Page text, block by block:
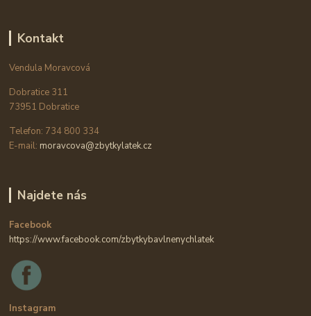
Kontakt
Vendula Moravcová
Dobratice 311
73951 Dobratice
Telefon: 734 800 334
E-mail: moravcova@zbytkylatek.cz
Najdete nás
Facebook
https://www.facebook.com/zbytkybavlnenychlatek
Instagram